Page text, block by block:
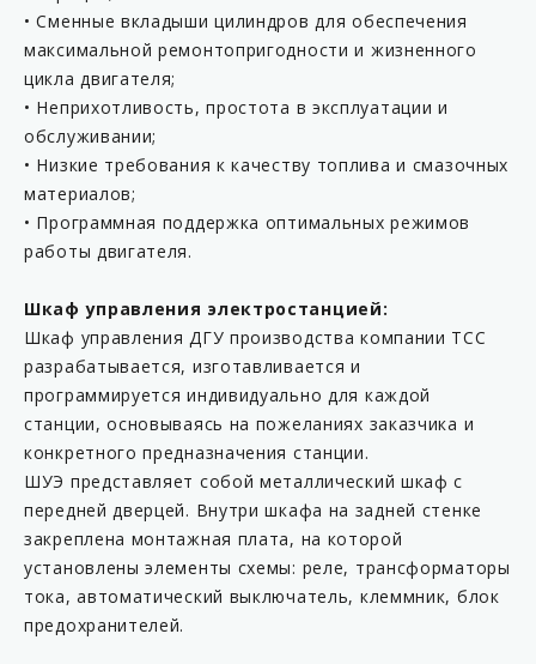
• Сменные вкладыши цилиндров для обеспечения
максимальной ремонтопригодности и жизненного
цикла двигателя;
• Неприхотливость, простота в эксплуатации и
обслуживании;
• Низкие требования к качеству топлива и смазочных
материалов;
• Программная поддержка оптимальных режимов
работы двигателя.
Шкаф управления электростанцией:
Шкаф управления ДГУ производства компании ТСС
разрабатывается, изготавливается и
программируется индивидуально для каждой
станции, основываясь на пожеланиях заказчика и
конкретного предназначения станции.
ШУЭ представляет собой металлический шкаф с
передней дверцей. Внутри шкафа на задней стенке
закреплена монтажная плата, на которой
установлены элементы схемы: реле, трансформаторы
тока, автоматический выключатель, клеммник, блок
предохранителей.